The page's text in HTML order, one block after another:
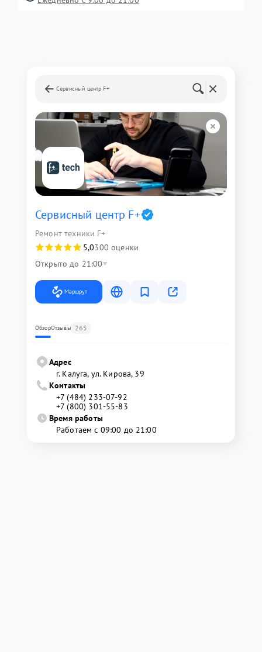
Сервисный центр F+
Сервисный центр F+
Ремонт техники F+
5,0300 оценки
Открыто до 21:00
Маршрут
ОбзорОтзывы 265
Адрес
г. Калуга, ул. Кирова, 39
Контакты
+7 (484) 233-07-92
+7 (800) 301-55-83
Время работы
Работаем с 09:00 до 21:00